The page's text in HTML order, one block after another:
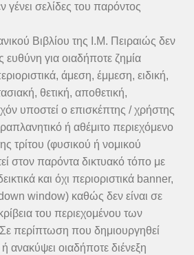
γένει σελίδες του παρόντος
Βιβλίου της Ι.Μ. Πειραιώς δεν
ευθύνη για οιαδήποτε ζημία
άμεση, έμμεση, ειδική,
θετική, αποθετική,
υποστεί ο επισκέπτης / χρήστης
ή αθέμιτο περιεχόμενο
τρίτου (φυσικού ή νομικού
στον παρόντα δικτυακό τόπο με
και όχι περιοριστικά banner,
window) καθώς δεν είναι σε
του περιεχομένου των
περίπτωση που δημιουργηθεί
ανακύψει οιαδήποτε διένεξη